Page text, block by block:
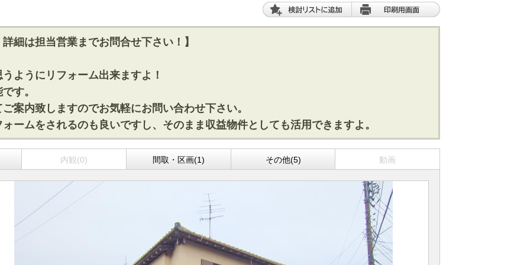
細は担当営業までお問合せ下さい！】
ようにリフォーム出来ますよ！
す。
案内致しますのでお気軽にお問い合わせ下さい。
ームをされるのも良いですし、そのまま収益物件としても活用できますよ。
内観(0) 間取・区画(1) その他(5) 動画